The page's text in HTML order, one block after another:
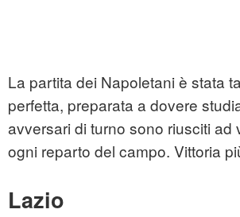
La partita dei Napoletani è stata
perfetta, preparata a dovere
avversari di turno sono riusciti ad
ogni reparto del campo. Vittoria
Lazio